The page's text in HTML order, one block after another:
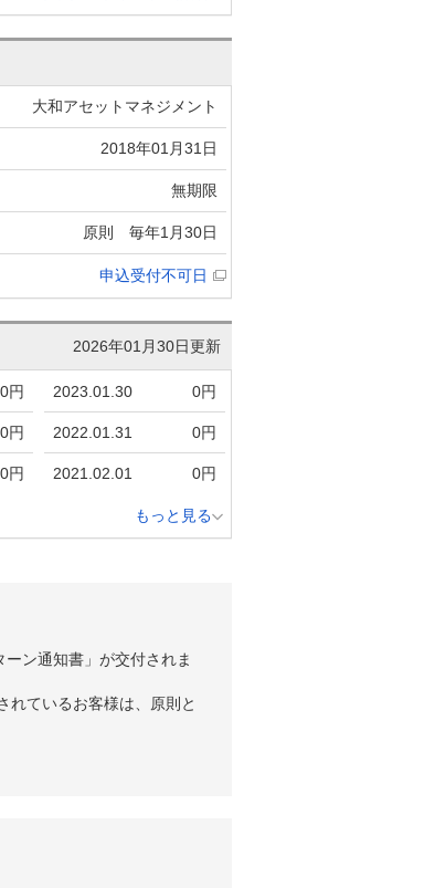
大和アセットマネジメント
2018年01月31日
無期限
原則 毎年1月30日
申込受付不可日
2026年01月30日更新
0円
0円
0円
2023.01.30 0円
2022.01.31 0円
2021.02.01 0円
もっと見る
ン通知書」が交付されま
れているお客様は、原則と